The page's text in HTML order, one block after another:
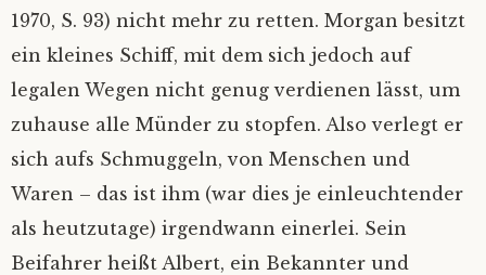
1970, S. 93) nicht mehr zu retten. Morgan besitzt
ein kleines Schiff, mit dem sich jedoch auf
legalen Wegen nicht genug verdienen lässt, um
zuhause alle Münder zu stopfen. Also verlegt er
sich aufs Schmuggeln, von Menschen und
Waren – das ist ihm (war dies je einleuchtender
als heutzutage) irgendwann einerlei. Sein
Beifahrer heißt Albert, ein Bekannter und